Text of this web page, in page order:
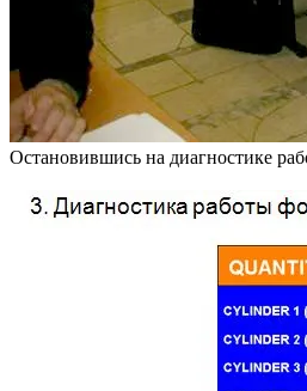
Остановившись на диагностике